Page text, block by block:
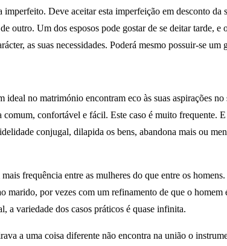
Deve aceitar esta imperfeição em desconto
outro. Um dos esposos pode gostar de se deitar tarde,
as suas necessidades. Poderá mesmo possuir-se um
no matrimónio encontram eco às suas aspirações
confortável e fácil. Este caso é muito frequente.
conjugal, dilapida os bens, abandona mais ou
frequência entre as mulheres do que entre os
por vezes com um refinamento de que o
a variedade dos casos práticos é quase infinita.
a uma coisa diferente não encontra na união o